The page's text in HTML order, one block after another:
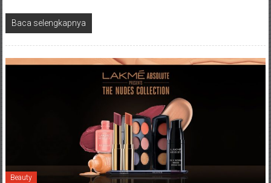
Baca selengkapnya
Beauty